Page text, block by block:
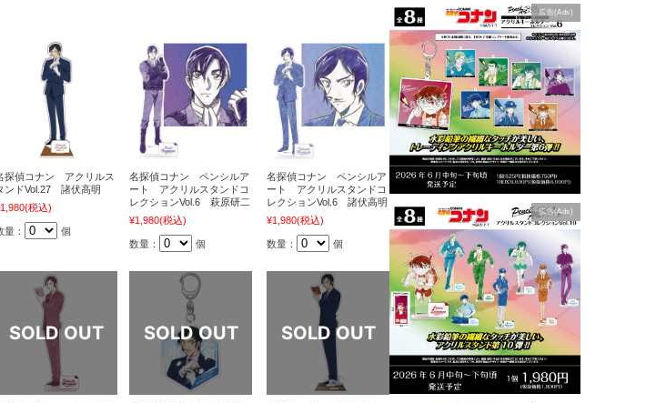
広告(Ads)
広告(Ads)
探偵コナン アクリルス
ンドVol.27 諸伏高明
(税込)
量： 個
名探偵コナン ペンシルア
ート アクリルスタンドコ
レクションVol.6 萩原研二
¥1,980(税込)
数量： 個
名探偵コナン ペンシルア
ート アクリルスタンドコ
レクションVol.6 諸伏高明
¥1,980(税込)
数量： 個